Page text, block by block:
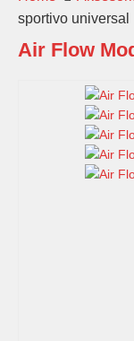
sportivo universal
Air Flow